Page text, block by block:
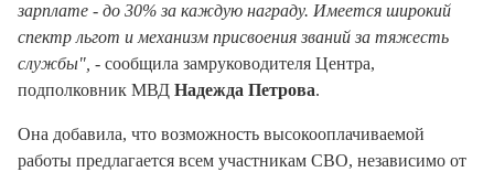
зарплате - до 30% за каждую награду. Имеется широкий
спектр льгот и механизм присвоения званий за тяжесть
службы", - сообщила замруководителя Центра,
подполковник МВД Надежда Петрова.
Она добавила, что возможность высокооплачиваемой
работы предлагается всем участникам СВО, независимо от